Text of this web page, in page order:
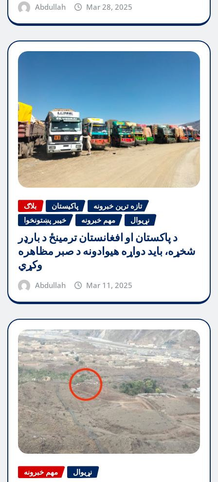
Abdullah Mar 28, 2025
بلاګ پاکیستان
تازه ترین خبرونه
خیبر پښتونخوا
مهم خبرونه نړیوال
د پاکستان او افغانستان ترمینځ د بارډر
شخړه، باید دواړه هیوادونه د صبر مظاهره
وکړي
Abdullah Mar 11, 2025
مهم خبرونه نړیوال